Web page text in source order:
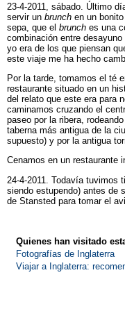
23-4-2011, sábado. Último
servir un brunch en un
sepa, que el brunch es una
combinación entre desayuno
yo era de los que piensan
este viaje me ha hecho
Por la tarde, tomamos el té
restaurante situado en un
del relato que este era para
caminamos cruzando el
paseo por la ribera,
taberna más antigua de la
supuesto) y por la antigua
Cenamos en un restaurante
24-4-2011. Todavía tuvimos
siendo estupendo) antes de
de Stansted para tomar el
Quienes han visitado
Fotografías de Inglaterra
Viajar a Inglaterra: